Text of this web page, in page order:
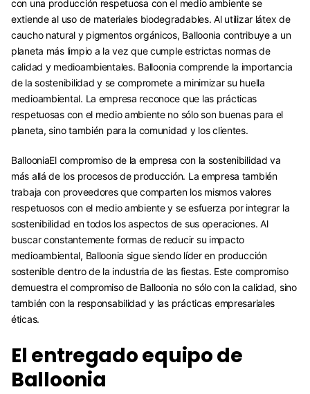
con una producción respetuosa con el medio ambiente se
extiende al uso de materiales biodegradables. Al utilizar látex de
caucho natural y pigmentos orgánicos, Balloonia contribuye a un
planeta más limpio a la vez que cumple estrictas normas de
calidad y medioambientales. Balloonia comprende la importancia
de la sostenibilidad y se compromete a minimizar su huella
medioambiental. La empresa reconoce que las prácticas
respetuosas con el medio ambiente no sólo son buenas para el
planeta, sino también para la comunidad y los clientes.
BallooniaEl compromiso de la empresa con la sostenibilidad va
más allá de los procesos de producción. La empresa también
trabaja con proveedores que comparten los mismos valores
respetuosos con el medio ambiente y se esfuerza por integrar la
sostenibilidad en todos los aspectos de sus operaciones. Al
buscar constantemente formas de reducir su impacto
medioambiental, Balloonia sigue siendo líder en producción
sostenible dentro de la industria de las fiestas. Este compromiso
demuestra el compromiso de Balloonia no sólo con la calidad, sino
también con la responsabilidad y las prácticas empresariales
éticas.
El entregado equipo de
Balloonia